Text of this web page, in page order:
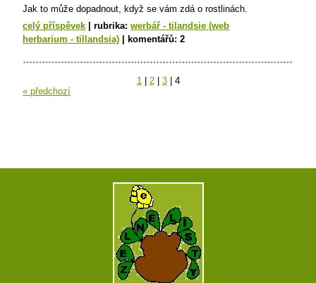
Jak to může dopadnout, když se vám zdá o rostlinách.
celý příspěvek
rubrika: werbář - tilandsie (web
herbarium - tillandsia)
komentářů: 2
« předchozí
1 2 3 4